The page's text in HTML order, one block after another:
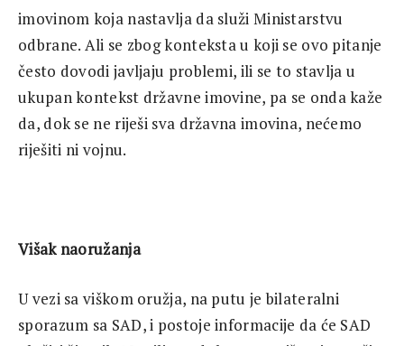
imovinom koja nastavlja da služi Ministarstvu
odbrane. Ali se zbog konteksta u koji se ovo pitanje
često dovodi javljaju problemi, ili se to stavlja u
ukupan kontekst državne imovine, pa se onda kaže
da, dok se ne riješi sva državna imovina, nećemo
riješiti ni vojnu.
Višak naoružanja
U vezi sa viškom oružja, na putu je bilateralni
sporazum sa SAD, i postoje informacije da će SAD